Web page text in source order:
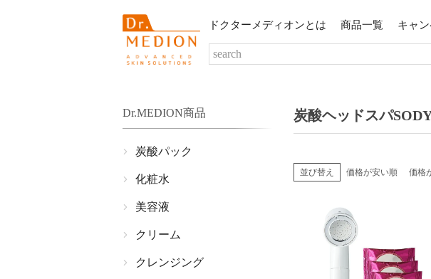
ドクターメディオンとは 商品一覧 キャ
Dr.MEDION商品
炭酸パック
化粧水
美容液
クリーム
クレンジング
炭酸ヘッドスパ
並び替え 価格が安い順 価格